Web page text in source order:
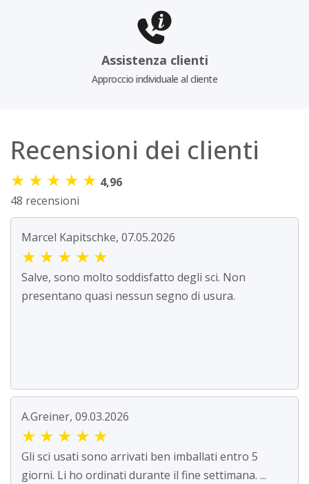
Assistenza clienti
Approccio individuale al cliente
Recensioni dei clienti
★ ★ ★ ★ ★ 4,96
48 recensioni
Marcel Kapitschke, 07.05.2026
★ ★ ★ ★ ★
Salve, sono molto soddisfatto degli sci. Non
presentano quasi nessun segno di usura.
A.Greiner, 09.03.2026
★ ★ ★ ★ ★
Gli sci usati sono arrivati ben imballati entro 5
giorni. Li ho ordinati durante il fine settimana. ...